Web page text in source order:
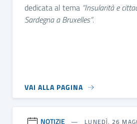
dedicata al tema “Insularità e
Sardegna a Bruxelles”.
VAI ALLA PAGINA
NOTIZIE LUNEDÌ, 26